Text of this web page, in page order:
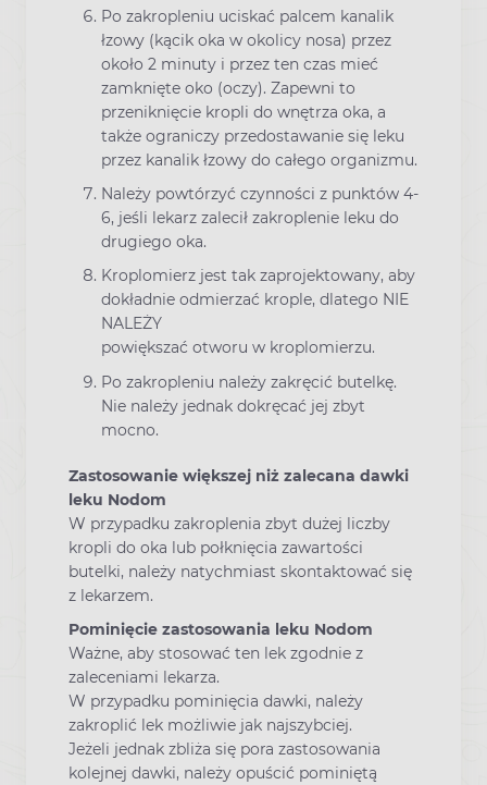
Po zakropleniu uciskać palcem kanalik
łzowy (kącik oka w okolicy nosa) przez
około 2 minuty i przez ten czas mieć
zamknięte oko (oczy). Zapewni to
przeniknięcie kropli do wnętrza oka, a
także ograniczy przedostawanie się leku
przez kanalik łzowy do całego organizmu.
Należy powtórzyć czynności z punktów 4-
6, jeśli lekarz zalecił zakroplenie leku do
drugiego oka.
Kroplomierz jest tak zaprojektowany, aby
dokładnie odmierzać krople, dlatego NIE
NALEŻY
powiększać otworu w kroplomierzu.
Po zakropleniu należy zakręcić butelkę.
Nie należy jednak dokręcać jej zbyt
mocno.
Zastosowanie większej niż zalecana dawki
leku Nodom
W przypadku zakroplenia zbyt dużej liczby
kropli do oka lub połknięcia zawartości
butelki, należy natychmiast skontaktować się
z lekarzem.
Pominięcie zastosowania leku Nodom
Ważne, aby stosować ten lek zgodnie z
zaleceniami lekarza.
W przypadku pominięcia dawki, należy
zakroplić lek możliwie jak najszybciej.
Jeżeli jednak zbliża się pora zastosowania
kolejnej dawki, należy opuścić pominiętą